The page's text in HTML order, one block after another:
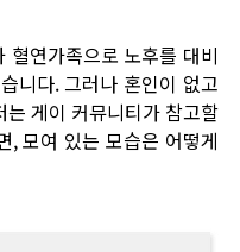
혈연가족으로 노후를 대비
니다. 그러나 혼인이 없고
게이 커뮤니티가 참고할
, 모여 있는 모습은 어떻게